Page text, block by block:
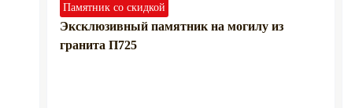
Памятник со скидкой
Эксклюзивный памятник на могилу из
гранита П725